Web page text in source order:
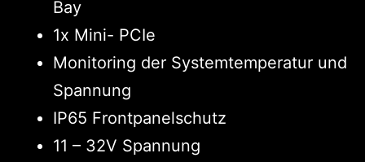
Bay
1x Mini- PCIe
Monitoring der Systemtemperatur und
Spannung
IP65 Frontpanelschutz
11 – 32V Spannung